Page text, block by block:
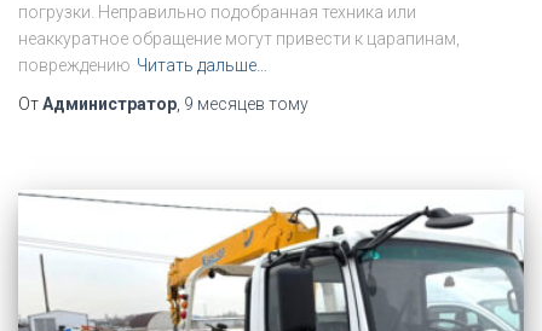
погрузки. Неправильно подобранная техника или
неаккуратное обращение могут привести к царапинам,
повреждению Читать дальше…
ОтАдминистратор 9 месяцев тому